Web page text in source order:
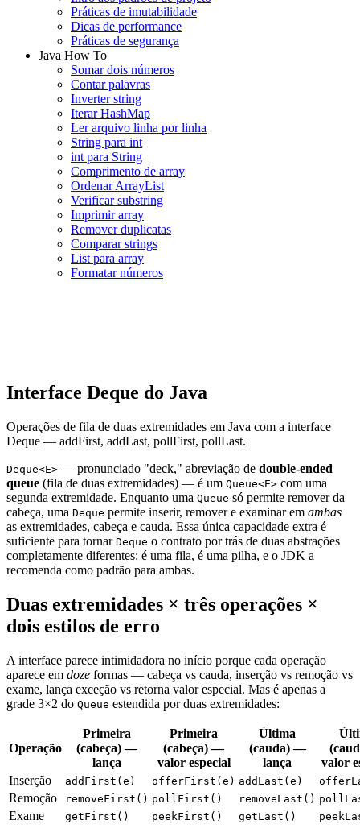
Práticas de imutabilidade
Dicas de performance
Práticas de segurança
Java How To
Somar dois números
Contar palavras
Inverter string
Iterar HashMap
Ler arquivo linha por linha
String para int
int para String
Comprimento de array
Ordenar ArrayList
Verificar substring
Imprimir array
Remover duplicatas
Comparar strings
List para array
Formatar números
Interface Deque do Java
Operações de fila de duas extremidades em Java com a interface
Deque — addFirst, addLast, pollFirst, pollLast.
Deque<E> — pronunciado "deck," abreviação de double-ended
queue (fila de duas extremidades) — é um Queue<E> com uma
segunda extremidade. Enquanto uma Queue só permite remover da
cabeça, uma Deque permite inserir, remover e examinar em ambas
as extremidades, cabeça e cauda. Essa única capacidade extra é
suficiente para tornar Deque o contrato por trás de duas abstrações
completamente diferentes: é uma fila, é uma pilha, e o JDK a
recomenda como padrão para ambas.
Duas extremidades × três operações ×
dois estilos de erro
A interface parece intimidadora no início porque cada operação
aparece em doze formas — cabeça vs cauda, inserção vs remoção vs
exame, lança exceção vs retorna valor especial. Mas é apenas a
grade 3×2 do Queue estendida por duas extremidades:
Operação
Primeira
(cabeça) —
lança
Primeira
(cabeça) —
valor especial
Última
(cauda) —
lança
valor
Inserção
addFirst(e) offerFirst(e) addLast(e)
Remoção removeFirst() pollFirst() removeLast()
Exame getFirst() peekFirst() getLast()